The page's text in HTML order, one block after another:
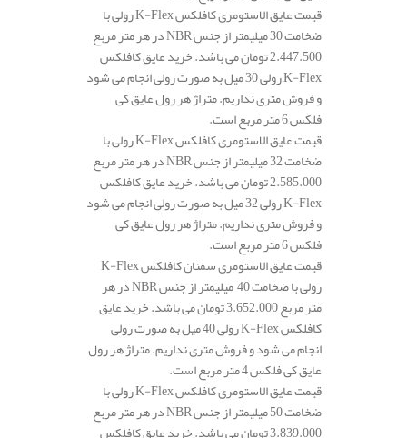
قیمت عایق الاستومری کافلکس K-Flex رولی با
ضخامت 30 میلیمتر از جنس NBR در هر متر مربع
2.447.500 تومان می باشد. خرید عایق کافلکس
K-Flex رولی 30 میل به صورت رولی انجام می شود
و فروش متری نداریم. متراژ هر رول عایق کی
فلکس 6 متر مربع است.
قیمت عایق الاستومری کافلکس K-Flex رولی با
ضخامت 32 میلیمتر از جنس NBR در هر متر مربع
2.585.000 تومان می باشد. خرید عایق کافلکس
K-Flex رولی 32 میل به صورت رولی انجام می شود
و فروش متری نداریم. متراژ هر رول عایق کی
فلکس 6 متر مربع است.
قیمت عایق الاستومری سمنان کافلکس K-Flex
رولی با ضخامت 40 میلیمتر از جنس NBR در هر
متر مربع 3.652.000 تومان می باشد. خرید عایق
کافلکس K-Flex رولی 40 میل به صورت رولی
انجام می شود و فروش متری نداریم. متراژ هر رول
عایق کی فلکس 4 متر مربع است.
قیمت عایق الاستومری کافلکس K-Flex رولی با
ضخامت 50 میلیمتر از جنس NBR در هر متر مربع
3.839.000 تومان می باشد. خرید عایق کافلکس